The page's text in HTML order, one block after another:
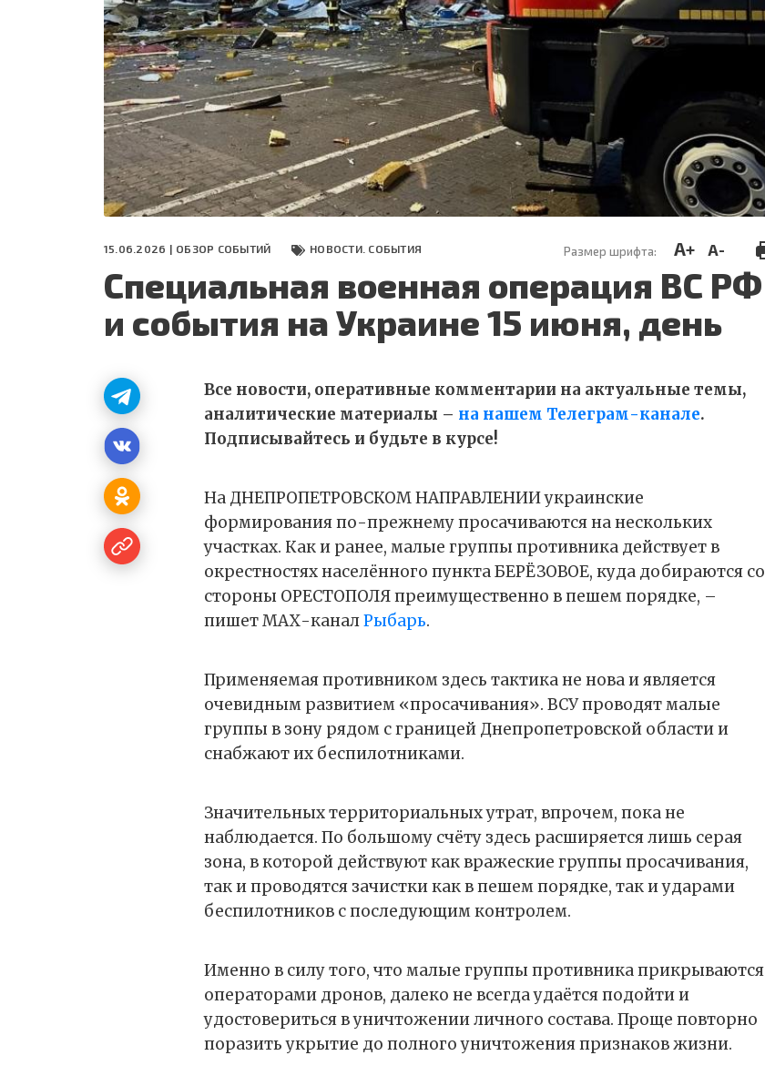
СЕГОДНЯ
ПОЛЯ БИТВЫ 2024
15.06.2026 | ОБЗОР СОБЫТИЙ НОВОСТИ. СОБЫТИЯ Размер шрифта: A+ A-
Специальная военная операция ВС РФ
и события на Украине 15 июня, день
Все новости, оперативные комментарии на актуальные темы,
аналитические материалы – на нашем Телеграм-канале.
Подписывайтесь и будьте в курсе!
На ДНЕПРОПЕТРОВСКОМ НАПРАВЛЕНИИ украинские
формирования по-прежнему просачиваются на нескольких
участках. Как и ранее, малые группы противника действует в
окрестностях населённого пункта БЕРЁЗОВОЕ, куда добираются со
стороны ОРЕСТОПОЛЯ преимущественно в пешем порядке, –
пишет МАХ-каналРыбарь.
Применяемая противником здесь тактика не нова и является
очевидным развитием «просачивания». ВСУ проводят малые
группы в зону рядом с границей Днепропетровской области и
снабжают их беспилотниками.
Значительных территориальных утрат, впрочем, пока не
наблюдается. По большому счёту здесь расширяется лишь серая
зона, в которой действуют как вражеские группы просачивания,
так и проводятся зачистки как в пешем порядке, так и ударами
беспилотников с последующим контролем.
Именно в силу того, что малые группы противника прикрываются
операторами дронов, далеко не всегда удаётся подойти и
удостовериться в уничтожении личного состава. Проще повторно
поразить укрытие до полного уничтожения признаков жизни.